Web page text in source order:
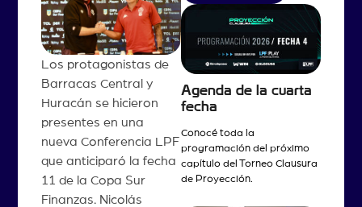
Los protagonistas de
Barracas Central y
Huracán se hicieron
presentes en una
nueva Conferencia LPF
que anticiparó la fecha
11 de la Copa Sur
Finanzas. Nicolás
Agenda de la cuarta
fecha
Conocé toda la
programación del próximo
capítulo del Torneo Clausura
de Proyección.